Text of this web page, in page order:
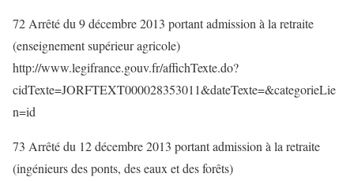
72 Arrêté du 9 décembre 2013 portant admission à la retraite
(enseignement supérieur agricole)
http://www.legifrance.gouv.fr/affichTexte.do?
cidTexte=JORFTEXT000028353011&dateTexte=&categorieLie
n=id
73 Arrêté du 12 décembre 2013 portant admission à la retraite
(ingénieurs des ponts, des eaux et des forêts)